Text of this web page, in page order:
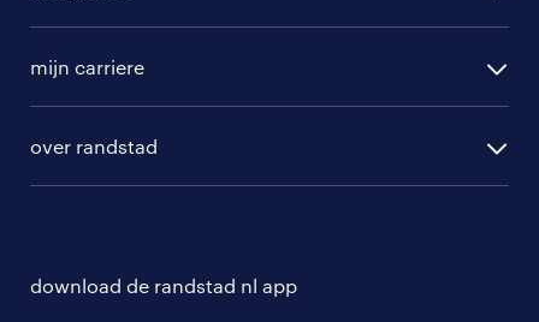
randstad professional
randstad digital
hr-diensten
branches
tarieven
mijn carriere
solliciteren
over randstad
download de randstad nl app